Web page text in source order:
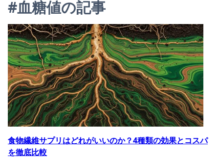
#血糖値の記事
食物繊維サプリはどれがいいのか？4種類の効果とコスパ
を徹底比較